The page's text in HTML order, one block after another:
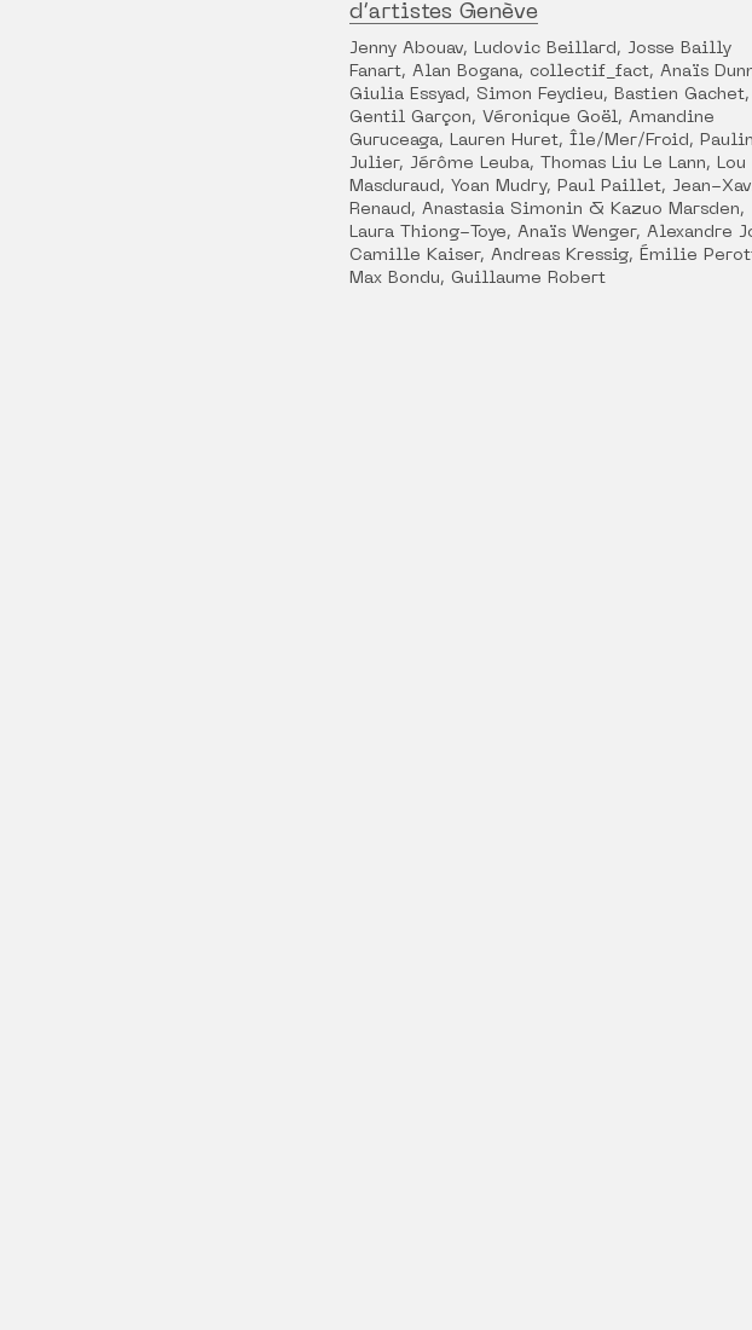
d’artistes Genève
Jenny Abouav, Ludovic Beillard, Josse Bailly
Fanart, Alan Bogana, collectif_fact, Anaïs
Giulia Essyad, Simon Feydieu, Bastien Gachet,
Gentil Garçon, Véronique Goël, Amandine
Guruceaga, Lauren Huret, Île/Mer/Froid,
Julier, Jérôme Leuba, Thomas Liu Le Lann, Lou
Masduraud, Yoan Mudry, Paul Paillet, Jean-
Renaud, Anastasia Simonin & Kazuo Marsden,
Laura Thiong-Toye, Anaïs Wenger, Alexandre
Camille Kaiser, Andreas Kressig, Émilie
Max Bondu, Guillaume Robert